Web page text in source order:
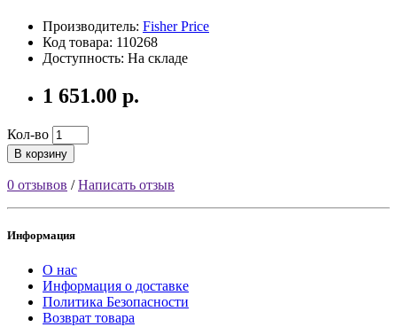
Производитель: Fisher Price
Код товара: 110268
Доступность: На складе
1 651.00 р.
Кол-во
В корзину
0 отзывов /Написать отзыв
Информация
О нас
Информация о доставке
Политика Безопасности
Возврат товара